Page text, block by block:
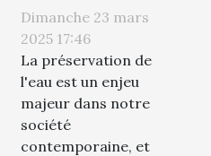
économie
d'eau et
esthétique
moderne
Dimanche 23 mars
2025 17:46
La préservation de
l'eau est un enjeu
majeur dans notre
société
contemporaine, et